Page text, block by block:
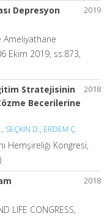
2019
Depresyon
Ameliyathane
Ekim 2019, ss.873,
2018
Stratejisinin
Becerilerine
, SEÇKİN D., ERDEM Ç.
Hemşireliği Kongresi,
2018
LIFE CONGRESS,